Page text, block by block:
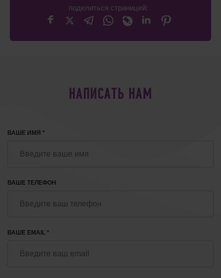
поделиться страницей:
НАПИСАТЬ НАМ
ВАШЕ ИМЯ *
ВАШЕ ТЕЛЕФОН
ВАШЕ EMAIL *